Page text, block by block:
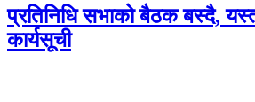
प्रतिनिधि सभाको बैठक बस्दै,
कार्यसूची